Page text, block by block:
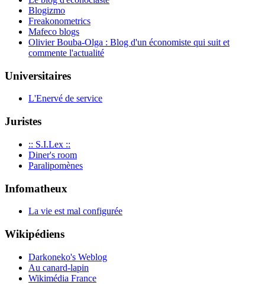
Blogizmo
Freakonometrics
Mafeco blogs
Olivier Bouba-Olga : Blog d'un économiste qui suit et
commente l'actualité
Universitaires
L'Enervé de service
Juristes
:: S.I.Lex ::
Diner's room
Paralipomènes
Infomatheux
La vie est mal configurée
Wikipédiens
Darkoneko's Weblog
Au canard-lapin
Wikimédia France